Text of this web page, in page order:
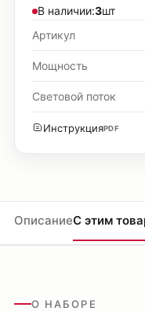
В наличии:3шт
Артикул
Мощность
Световой поток
ИнструкцияPDF
ОписаниеС этим
О НАБОРЕ